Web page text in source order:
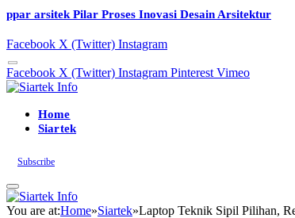
ppar arsitek Pilar Proses Inovasi Desain Arsitektur
Facebook X (Twitter) Instagram
Facebook X (Twitter) Instagram Pinterest Vimeo
Home
Siartek
Subscribe
You are at:Home»Siartek»Laptop Teknik Sipil Pilihan,